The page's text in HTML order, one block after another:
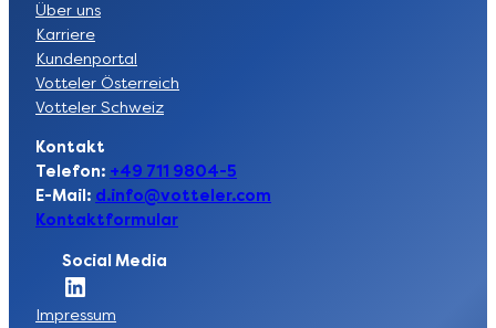
Über uns
Karriere
Kundenportal
Votteler Österreich
Votteler Schweiz
Kontakt
Telefon: +49 711 9804-5
E-Mail: d.info@votteler.com
Kontaktformular
Social Media
Socia Link zur LinkedIn-Seite der Votteler Lackfabrik GmbH
Impressum